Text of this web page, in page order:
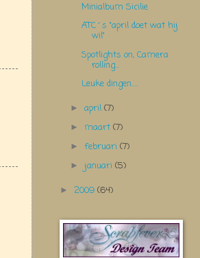
Minialbum Sicilie
ATC´s "april doet wat hij
wil"
Spotlights on, Camera
rolling...
Leuke dingen.....
►april(7)
► maart(7)
►februari(7)
► januari(5)
► 2009 (64)